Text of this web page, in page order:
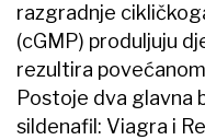
razgradnje
(cGMP) produljuju
rezultira
Postoje dva glavna
sildenafil: Viagra i